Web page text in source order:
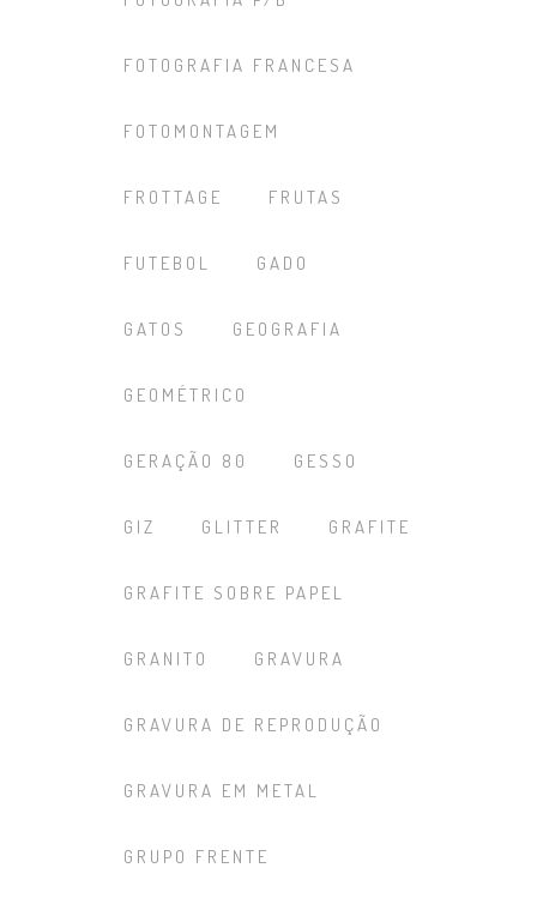
FOTOGRAFIA FRANCESA
FOTOMONTAGEM
FROTTAGE FRUTAS
FUTEBOL GADO
GATOS GEOGRAFIA
GEOMÉTRICO
GERAÇÃO 80 GESSO
GIZ GLITTER GRAFITE
GRAFITE SOBRE PAPEL
GRANITO GRAVURA
GRAVURA DE REPRODUÇÃO
GRAVURA EM METAL
GRUPO FRENTE